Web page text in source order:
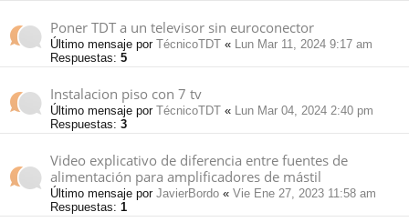
Poner TDT a un televisor sin euroconector
Último mensaje por TécnicoTDT « Lun Mar 11, 2024 9:17 am
Respuestas: 5
Instalacion piso con 7 tv
Último mensaje por TécnicoTDT « Lun Mar 04, 2024 2:40 pm
Respuestas: 3
Video explicativo de diferencia entre fuentes de
alimentación para amplificadores de mástil
Último mensaje por JavierBordo « Vie Ene 27, 2023 11:58 am
Respuestas: 1